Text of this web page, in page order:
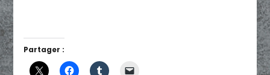
Partager :